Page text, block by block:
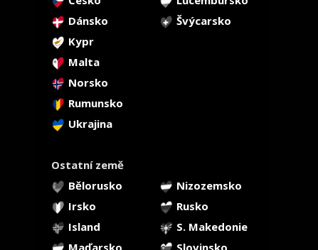
Dánsko
Švýcarsko
Kypr
Malta
Norsko
Rumunsko
Ukrajina
Ostatní země
Bělorusko
Nizozemsko
Irsko
Rusko
Island
S. Makedonie